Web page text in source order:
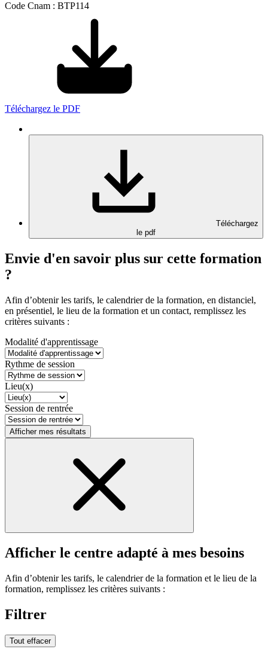
Code Cnam : BTP114
Téléchargez le PDF
Téléchargez
le pdf
Envie d'en savoir plus sur cette formation
?
Afin d’obtenir les tarifs, le calendrier de la formation, en distanciel,
en présentiel, le lieu de la formation et un contact, remplissez les
critères suivants :
Modalité d'apprentissage
Rythme de session
Lieu(x)
Session de rentrée
Afficher mes résultats
Afficher le centre adapté à mes besoins
Afin d’obtenir les tarifs, le calendrier de la formation et le lieu de la
formation, remplissez les critères suivants :
Filtrer
Tout effacer